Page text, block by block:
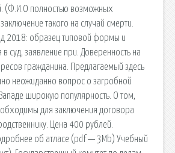
(Ф.И.О полностью возможных
такого на случай смерти.
2018: образец типовой формы и
в суд, заявление при. Доверенность на
гражданина. Предлагаемый здесь
неожиданно вопрос о загробной
широкую популярность. О том,
для заключения договора
Цена 400 рублей.
об атласе (pdf — 3Mb) Учебный